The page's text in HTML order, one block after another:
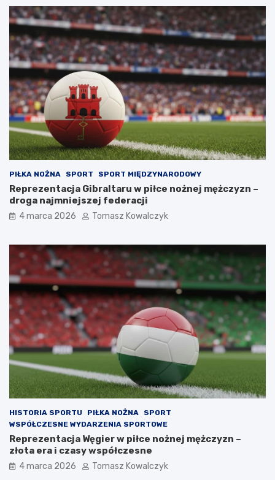
PIŁKA NOŻNA SPORT SPORT MIĘDZYNARODOWY
Reprezentacja Gibraltaru w piłce nożnej mężczyzn –
droga najmniejszej federacji
4 marca 2026 Tomasz Kowalczyk
HISTORIA SPORTU PIŁKA NOŻNA
SPORT
WSPÓŁCZESNE WYDARZENIA SPORTOWE
Reprezentacja Węgier w piłce nożnej mężczyzn –
złota era i czasy współczesne
4 marca 2026 Tomasz Kowalczyk